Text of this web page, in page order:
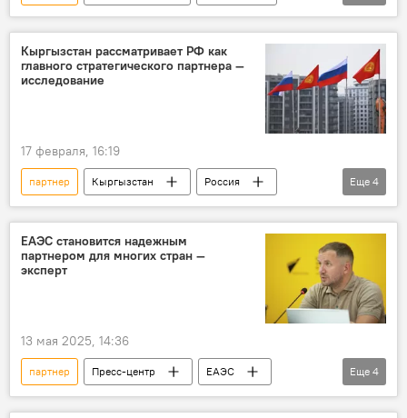
сотрудничество
стратегическое партнерство
Кыргызстан рассматривает РФ как
главного стратегического партнера —
исследование
17 февраля, 16:19
партнер Кыргызстан
Россия
сотрудничество
исследование
институт
экономика
Еще 4
ЕАЭС становится надежным
партнером для многих стран —
эксперт
13 мая 2025, 14:36
партнер Пресс-центр
ЕАЭС
сотрудничество
торговля
Еще 4